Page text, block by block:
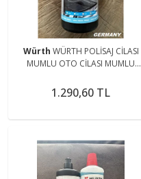
Würth WÜRTH POLİSAJ CİLASI
MUMLU OTO CİLASI MUMLU
1.290,60 TL